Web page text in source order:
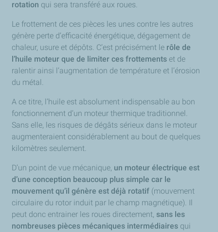
rotation qui sera transféré aux roues.
Le frottement de ces pièces les unes contre les autres
génère perte d’efficacité énergétique, dégagement de
chaleur, usure et dépôts. C’est précisément le rôle de
l’huile moteur que de limiter ces frottements et de
ralentir ainsi l’augmentation de température et l’érosion
du métal.
A ce titre, l’huile est absolument indispensable au bon
fonctionnement d’un moteur thermique traditionnel.
Sans elle, les risques de dégâts sérieux dans le moteur
augmenteraient considérablement au bout de quelques
kilomètres seulement.
D’un point de vue mécanique, un moteur électrique est
d’une conception beaucoup plus simple car le
mouvement qu’il génère est déjà rotatif (mouvement
circulaire du rotor induit par le champ magnétique). Il
peut donc entrainer les roues directement, sans les
nombreuses pièces mécaniques intermédiaires qui